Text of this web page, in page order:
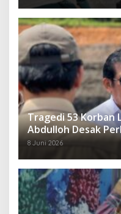
Tragedi 53 Korban
Abdulloh Desak
8 Juni 2026